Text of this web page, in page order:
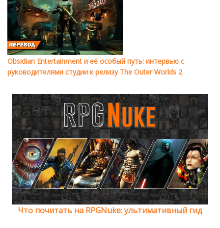
Obsidian Entertainment и её особый путь: интервью с
руководителями студии к релизу The Outer Worlds 2
Что почитать на RPGNuke: ультимативный гид